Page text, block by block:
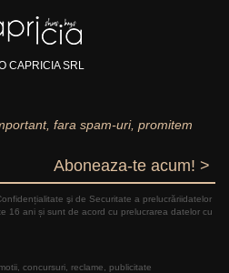
CAPRICIA SRL
fara spam-uri, promitem
Aboneaza-te acum! >
şi de Securitate a prelucrăriidatelor
16 ani și sunt de acord cu prelucrarea datelor cu
concursuri, reclame, publicitate